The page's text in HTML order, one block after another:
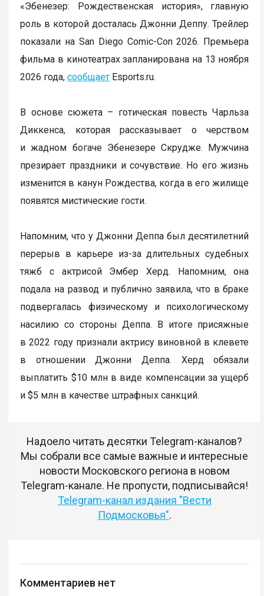
«Эбенезер: Рождественская история», главную
роль в которой досталась Джонни Деппу. Трейлер
показали на San Diego Comic-Con 2026. Премьера
фильма в кинотеатрах запланирована на 13 ноября
2026 года,сообщает Еsports.ru.
В основе сюжета – готическая повесть Чарльза
Диккенса, которая рассказывает о черством
и жадном богаче Эбенезере Скрудже. Мужчина
презирает праздники и сочувствие. Но его жизнь
изменится в канун Рождества, когда в его жилище
появятся мистические гости.
Напомним, что у Джонни Деппа был десятилетний
перерыв в карьере из-за длительных судебных
тяжб с актрисой Эмбер Херд. Напомним, она
подала на развод и публично заявила, что в браке
подвергалась физическому и психологическому
насилию со стороны Деппа. В итоге присяжные
в 2022 году признали актрису виновной в клевете
в отношении Джонни Деппа. Херд обязали
выплатить $10 млн в виде компенсации за ущерб
и $5 млн в качестве штрафных санкций.
Надоело читать десятки Telegram-каналов?
Мы собрали все самые важные и интересные
новости Московского региона в новом
Telegram-канале. Не пропусти, подписывайся!
Telegram-канал издания "Вести
Подмосковья".
Комментариев нет